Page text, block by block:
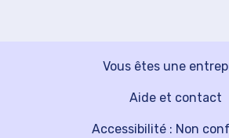
Vous êtes une
Aide et contact
Accessibilité : Non